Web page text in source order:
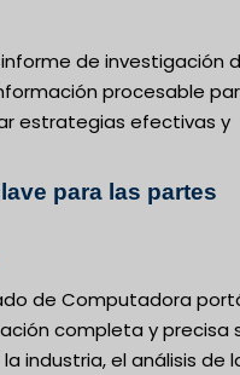
de investigación
procesable
estrategias efectivas y
para las partes
de Computadora
completa y precisa
industria, el análisis de